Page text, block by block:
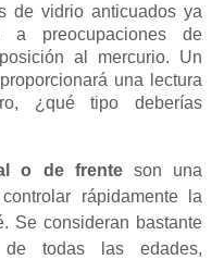
de vidrio anticuados ya
a preocupaciones de
al mercurio. Un
una lectura
¿qué tipo deberías
o de frenteson una
rápidamente la
Se consideran bastante
todas las edades,